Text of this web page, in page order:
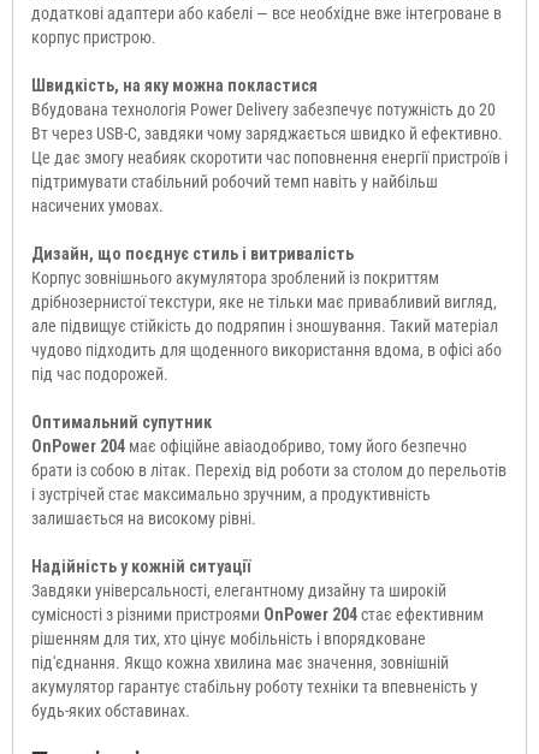
додаткові адаптери або кабелі — все необхідне вже інтегроване в
корпус пристрою.
Швидкість, на яку можна покластися
Вбудована технологія Power Delivery забезпечує потужність до 20
Вт через USB-C, завдяки чому заряджається швидко й ефективно.
Це дає змогу неабияк скоротити час поповнення енергії пристроїв і
підтримувати стабільний робочий темп навіть у найбільш
насичених умовах.
Дизайн, що поєднує стиль і витривалість
Корпус зовнішнього акумулятора зроблений із покриттям
дрібнозернистої текстури, яке не тільки має привабливий вигляд,
але підвищує стійкість до подряпин і зношування. Такий матеріал
чудово підходить для щоденного використання вдома, в офісі або
під час подорожей.
Оптимальний супутник
OnPower 204 має офіційне авіаодобриво, тому його безпечно
брати із собою в літак. Перехід від роботи за столом до перельотів
і зустрічей стає максимально зручним, а продуктивність
залишається на високому рівні.
Надійність у кожній ситуації
Завдяки універсальності, елегантному дизайну та широкій
сумісності з різними пристроями OnPower 204стає ефективним
рішенням для тих, хто цінує мобільність і впорядковане
під'єднання. Якщо кожна хвилина має значення, зовнішній
акумулятор гарантує стабільну роботу техніки та впевненість у
будь-яких обставинах.